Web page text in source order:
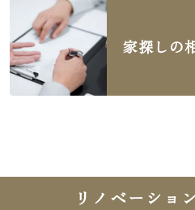
家探しの
リノベーショ